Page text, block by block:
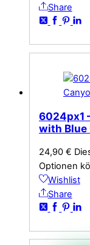
Share
6024px1
with Blue
24,90 €
Optionen
Wishlist
Share